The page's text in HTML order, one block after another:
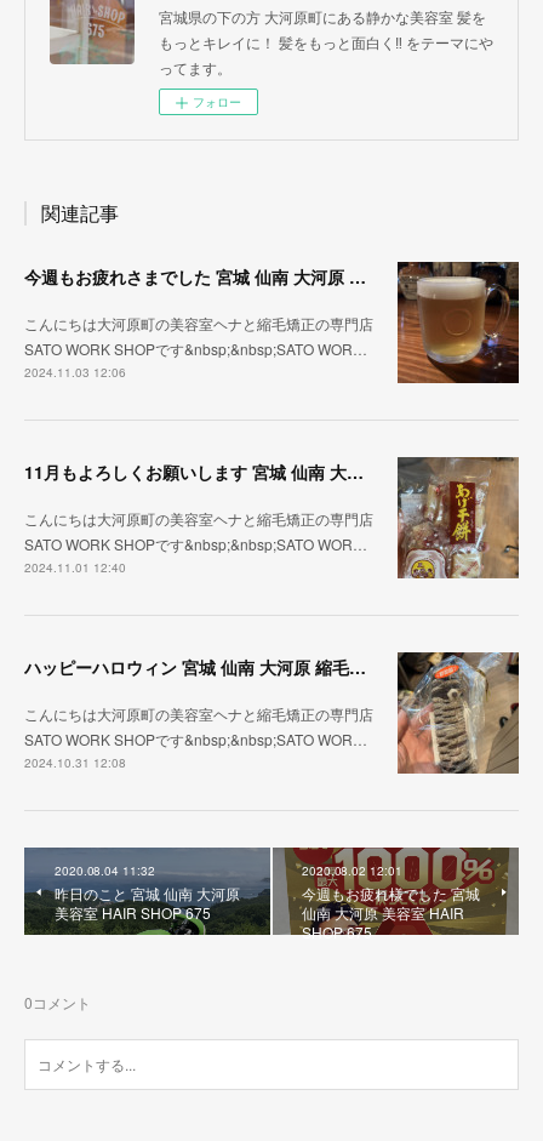
宮城県の下の方 大河原町にある静かな美容室 髪を
もっとキレイに！ 髪をもっと面白く‼︎ をテーマにや
ってます。
フォロー
関連記事
今週もお疲れさまでした 宮城 仙南 大河原 縮毛矯正 髪質改善 ヘナ 美容室 SATO WORK SHOP
こんにちは大河原町の美容室ヘナと縮毛矯正の専門店
SATO WORK SHOPです&nbsp;&nbsp;SATO WOR…
2024.11.03 12:06
11月もよろしくお願いします 宮城 仙南 大河原 縮毛矯正 髪質改善 ヘナ 美容室 SATO WORK SHOP
こんにちは大河原町の美容室ヘナと縮毛矯正の専門店
SATO WORK SHOPです&nbsp;&nbsp;SATO WOR…
2024.11.01 12:40
ハッピーハロウィン 宮城 仙南 大河原 縮毛矯正 髪質改善 ヘナ 美容室 SATO WORK SHOP
こんにちは大河原町の美容室ヘナと縮毛矯正の専門店
SATO WORK SHOPです&nbsp;&nbsp;SATO WOR…
2024.10.31 12:08
2020.08.04 11:32
昨日のこと 宮城 仙南 大河原
美容室 HAIR SHOP 675
2020.08.02 12:01
今週もお疲れ様でした 宮城
仙南 大河原 美容室 HAIR
SHOP 675
0コメント